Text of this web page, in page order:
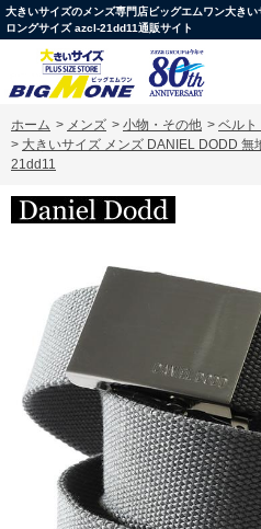
大きいサイズのメンズ専門店ビッグエムワン大き
ロングサイズ azcl-21dd11通販サイト
ホーム > メンズ > 小物・その他 > ベルト
> 大きいサイズ メンズ DANIEL DODD 無
21dd11